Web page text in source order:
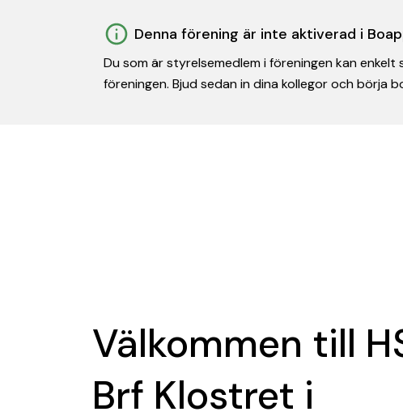
Denna förening är inte aktiverad i
Du som är styrelsemedlem i föreningen kan
föreningen. Bjud sedan in dina kollegor och börja
Välkommen till
Brf Klostret i